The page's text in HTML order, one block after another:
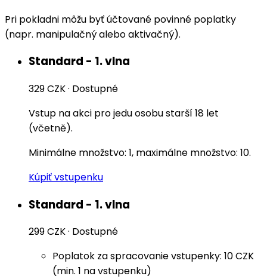
Pri pokladni môžu byť účtované povinné poplatky
(napr. manipulačný alebo aktivačný).
Standard - 1. vlna
329 CZK· Dostupné
Vstup na akci pro jedu osobu starší 18 let
(včetně).
Minimálne množstvo: 1, maximálne množstvo: 10.
Kúpiť vstupenku
Standard - 1. vlna
299 CZK· Dostupné
Poplatok za spracovanie vstupenky: 10 CZK
(min. 1 na vstupenku)